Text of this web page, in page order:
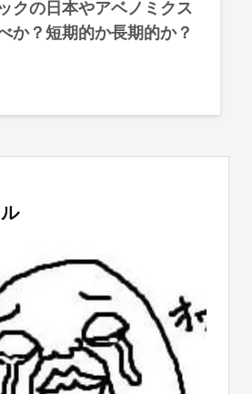
クの日本やアベノミクス
か？短期的か長期的か？